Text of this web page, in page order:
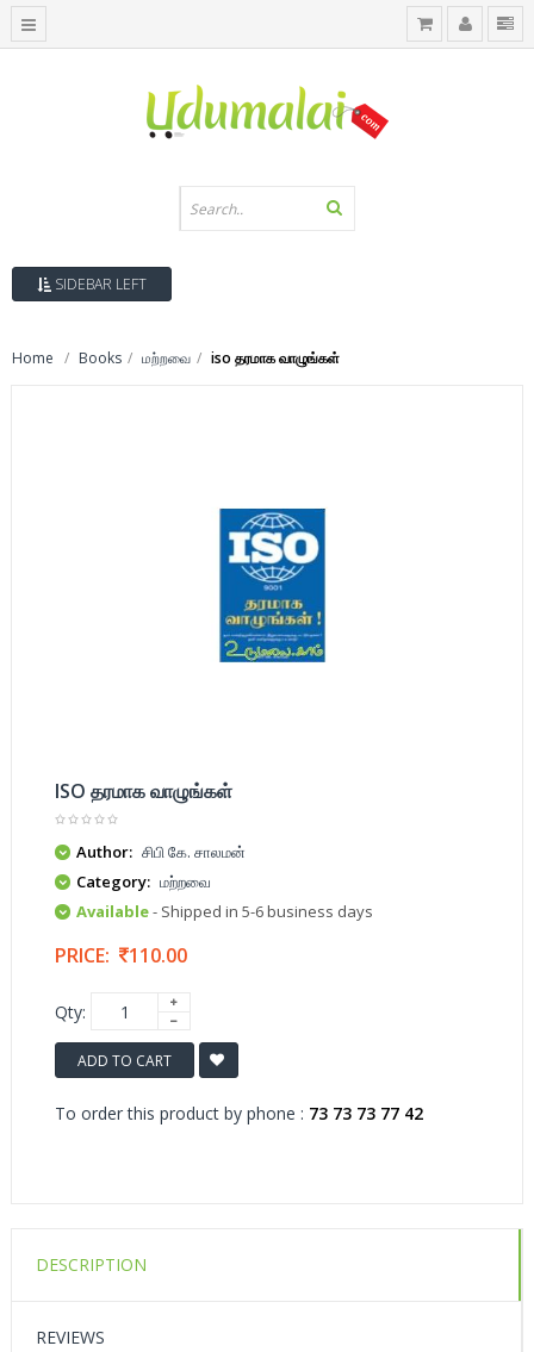
SIDEBAR LEFT
Home Books மற்றவை iso தரமாக வாழுங்கள்
ISO தரமாக வாழுங்கள்
Author: சிபி கே. சாலமன்
Category: மற்றவை
Available- Shipped in 5-6 business days
PRICE: 110.00
Qty:
ADD TO CART
To order this product by phone : 73 73 73 77 42
DESCRIPTION
REVIEWS